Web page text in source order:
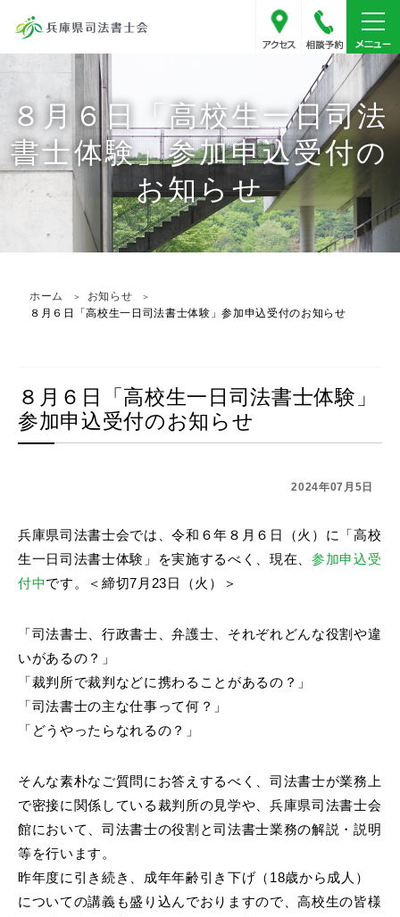
アクセス 078-
８月６日「高校生一日司法
書士体験」参加申込受付の
お知らせ
ホーム
お知らせ
８月６日「高校生一日司法書士体験」参加申込受付のお知らせ
８月６日「高校生一日司法書士体験」
参加申込受付のお知らせ
2024年07月5日
兵庫県司法書士会では、令和６年８月６日（火）に「高校
生一日司法書士体験」を実施するべく、現在、 参加申込受
付中です。＜締切7月23日（火）＞
「司法書士、行政書士、弁護士、それぞれどんな役割や違
いがあるの？」
「裁判所で裁判などに携わることがあるの？」
「司法書士の主な仕事って何？」
「どうやったらなれるの？」
そんな素朴なご質問にお答えするべく、司法書士が業務上
で密接に関係している裁判所の見学や、兵庫県司法書士会
館において、司法書士の役割と司法書士業務の解説・説明
等を行います。
昨年度に引き続き、成年年齢引き下げ（18歳から成人）
についての講義も盛り込んでおりますので、高校生の皆様